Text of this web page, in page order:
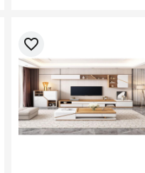
favorite_border